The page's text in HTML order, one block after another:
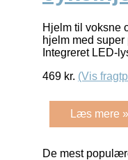
Hjelm til voksne
hjelm med
Integreret LED-
469 kr. (Vis
Læs mere »
De mest